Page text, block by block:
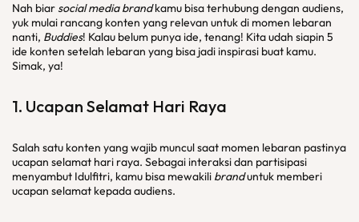
Nah biar social media brandkamu bisa terhubung dengan audiens,
yuk mulai rancang konten yang relevan untuk di momen lebaran
nanti, Buddies! Kalau belum punya ide, tenang! Kita udah siapin 5
ide konten setelah lebaran yang bisa jadi inspirasi buat kamu.
Simak, ya!
1. Ucapan Selamat Hari Raya
Salah satu konten yang wajib muncul saat momen lebaran pastinya
ucapan selamat hari raya. Sebagai interaksi dan partisipasi
menyambut Idulfitri, kamu bisa mewakili branduntuk memberi
ucapan selamat kepada audiens.